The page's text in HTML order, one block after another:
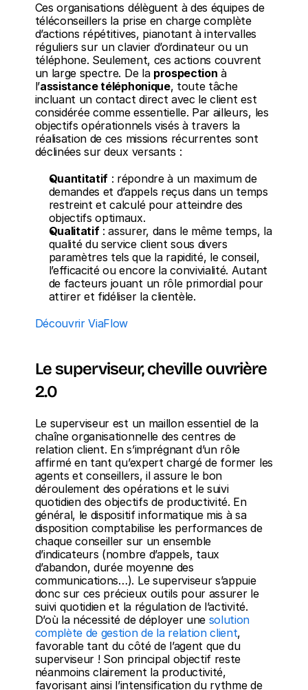
Ces organisations délèguent à des équipes de
téléconseillers la prise en charge complète
d’actions répétitives, pianotant à intervalles
réguliers sur un clavier d’ordinateur ou un
téléphone. Seulement, ces actions couvrent
un large spectre. De la prospection à
l’assistance téléphonique, toute tâche
incluant un contact direct avec le client est
considérée comme essentielle. Par ailleurs, les
objectifs opérationnels visés à travers la
réalisation de ces missions récurrentes sont
déclinées sur deux versants :
Quantitatif : répondre à un maximum de
demandes et d’appels reçus dans un temps
restreint et calculé pour atteindre des
objectifs optimaux.
Qualitatif : assurer, dans le même temps, la
qualité du service client sous divers
paramètres tels que la rapidité, le conseil,
l’efficacité ou encore la convivialité. Autant
de facteurs jouant un rôle primordial pour
attirer et fidéliser la clientèle.
Découvrir ViaFlow
Le superviseur, cheville ouvrière
2.0
Le superviseur est un maillon essentiel de la
chaîne organisationnelle des centres de
relation client. En s’imprégnant d’un rôle
affirmé en tant qu’expert chargé de former les
agents et conseillers, il assure le bon
déroulement des opérations et le suivi
quotidien des objectifs de productivité. En
général, le dispositif informatique mis à sa
disposition comptabilise les performances de
chaque conseiller sur un ensemble
d’indicateurs (nombre d’appels, taux
d’abandon, durée moyenne des
communications…). Le superviseur s’appuie
donc sur ces précieux outils pour assurer le
suivi quotidien et la régulation de l’activité.
D’où la nécessité de déployer une solution
complète de gestion de la relation client,
favorable tant du côté de l’agent que du
superviseur ! Son principal objectif reste
néanmoins clairement la productivité,
favorisant ainsi l’intensification du rythme de